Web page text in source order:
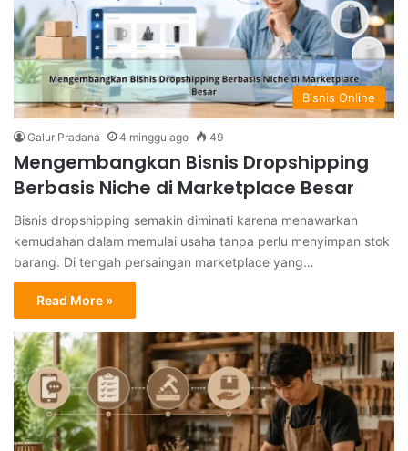
Bisnis Online
Galur Pradana 4 minggu ago 49
Mengembangkan Bisnis Dropshipping
Berbasis Niche di Marketplace Besar
Bisnis dropshipping semakin diminati karena menawarkan
kemudahan dalam memulai usaha tanpa perlu menyimpan stok
barang. Di tengah persaingan marketplace yang…
Read More »